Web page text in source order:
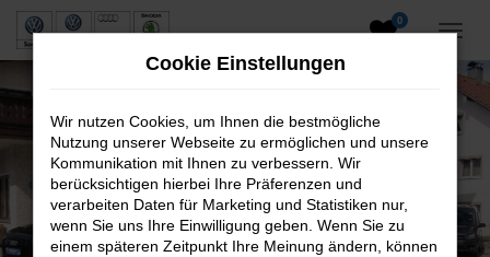
Zum
0
Neuwagen und Gebrauchtwagen
Cookie Einstellungen
Wir nutzen Cookies, um Ihnen die bestmögliche
Nutzung unserer Webseite zu ermöglichen und unsere
Kommunikation mit Ihnen zu verbessern. Wir
berücksichtigen hierbei Ihre Präferenzen und
verarbeiten Daten für Marketing und Statistiken nur,
wenn Sie uns Ihre Einwilligung geben. Wenn Sie zu
einem späteren Zeitpunkt Ihre Meinung ändern, können